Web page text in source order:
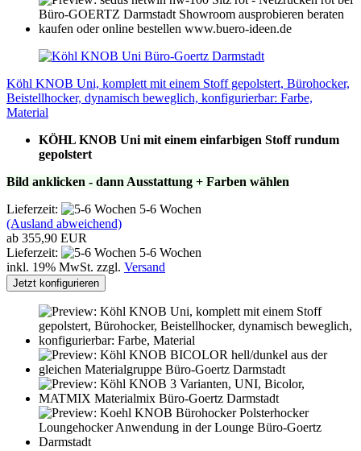
Köhl KNOB Uni, komplett mit einem Stoff gepolstert, Bürohocker,
Beistellhocker, dynamisch beweglich, konfigurierbar: Farbe,
Material
KÖHL KNOB Uni mit einem einfarbigen Stoff rundum
gepolstert
Bild anklicken - dann Ausstattung + Farben wählen
Lieferzeit:
5-6 Wochen
(Ausland abweichend)
ab 355,90 EUR
Lieferzeit:
5-6 Wochen
inkl. 19% MwSt. zzgl. Versand
Jetzt konfigurieren